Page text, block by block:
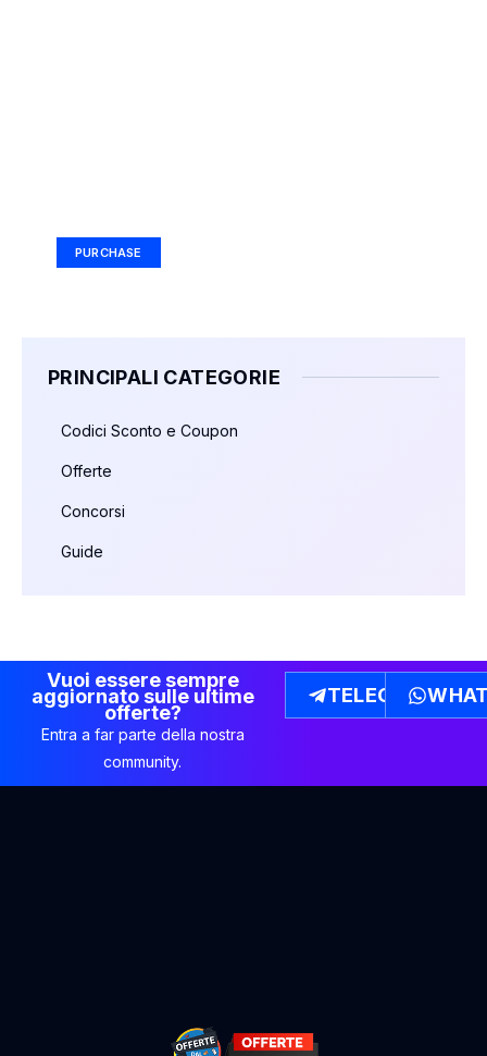
PURCHASE
PRINCIPALI CATEGORIE
Codici Sconto e Coupon
Offerte
Concorsi
Guide
Vuoi essere sempre
aggiornato sulle ultime
offerte?
Entra a far parte della nostra
community.
TELEGRAM